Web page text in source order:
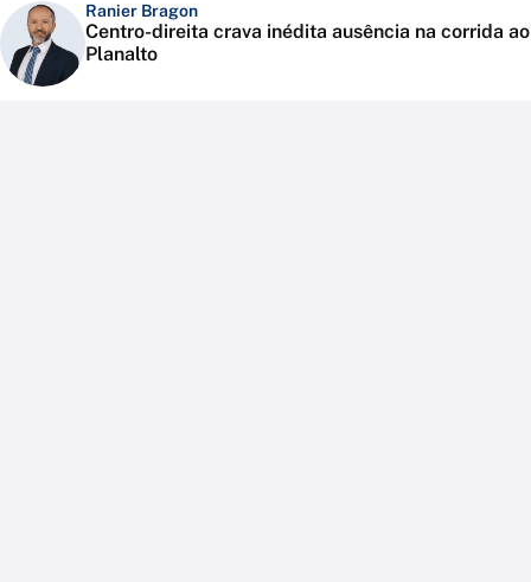
Ranier Bragon
Centro-direita crava inédita ausência na corrida ao
Planalto